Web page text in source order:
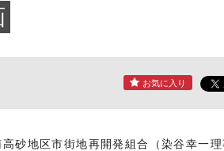
お気に入り
砂地区市街地再開発組合（染谷幸一